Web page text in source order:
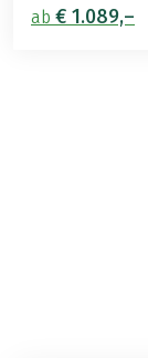
ab € 1.089,–